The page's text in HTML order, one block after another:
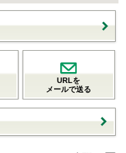
URLを
メールで送る